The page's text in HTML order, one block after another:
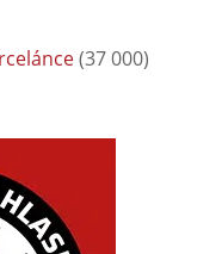
(37 000)